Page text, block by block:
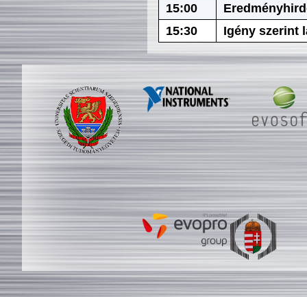
15:00
15:30
Igény szerint